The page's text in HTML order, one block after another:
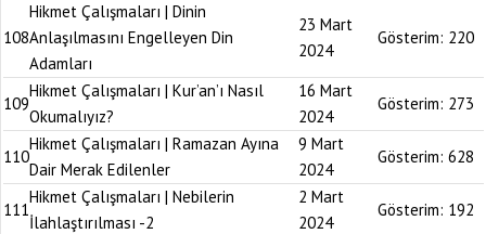
108
Hikmet Çalışmaları | Dinin
Anlaşılmasını Engelleyen Din
Adamları
23 Mart
2024
Gösterim: 220
109
Hikmet Çalışmaları | Kur’an’ı Nasıl
Okumalıyız?
16 Mart
2024
Gösterim: 273
110
Hikmet Çalışmaları | Ramazan Ayına
Dair Merak Edilenler
9 Mart
2024
Gösterim: 628
111
Hikmet Çalışmaları | Nebilerin
İlahlaştırılması -2
2 Mart
2024
Gösterim: 192